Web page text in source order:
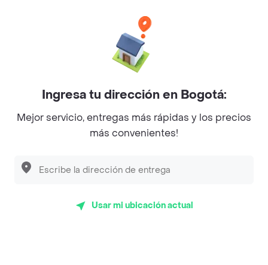
Sobre Rappi
Facebook
Twitter
Instagram
©2026Rappi Inc. All rights reserved.
Ingresa tu dirección en Bogotá:
Mejor servicio, entregas más rápidas y los precios
más convenientes!
Usar mi ubicación actual